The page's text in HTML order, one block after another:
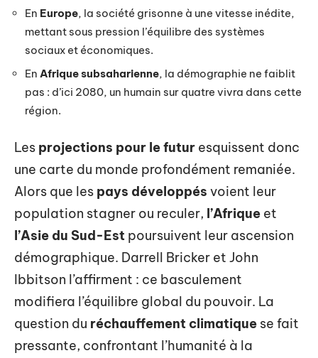
En Europe, la société grisonne à une vitesse inédite,
mettant sous pression l’équilibre des systèmes
sociaux et économiques.
En Afrique subsaharienne, la démographie ne faiblit
pas : d’ici 2080, un humain sur quatre vivra dans cette
région.
Les projections pour le futur esquissent donc
une carte du monde profondément remaniée.
Alors que les pays développés voient leur
population stagner ou reculer, l’Afrique et
l’Asie du Sud-Est poursuivent leur ascension
démographique. Darrell Bricker et John
Ibbitson l’affirment : ce basculement
modifiera l’équilibre global du pouvoir. La
question du réchauffement climatique se fait
pressante, confrontant l’humanité à la